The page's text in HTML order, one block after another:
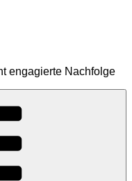
engagierte Nachfolge